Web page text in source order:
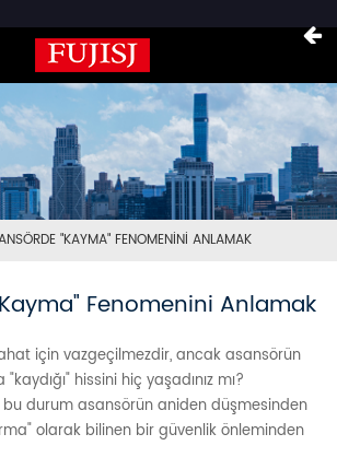
"KAYMA" FENOMENINI ANLAMAK
Fenomenini Anlamak
için vazgeçilmezdir, ancak asansörün
hissini hiç yaşadınız mı?
bu durum asansörün aniden düşmesinden
olarak bilinen bir güvenlik önleminden